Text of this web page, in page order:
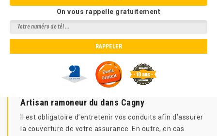
On vous rappelle gratuitement
Artisan ramoneur du dans Cagny
Il est obligatoire d’entretenir vos conduits afin d’assurer
la couverture de votre assurance. En outre, en cas